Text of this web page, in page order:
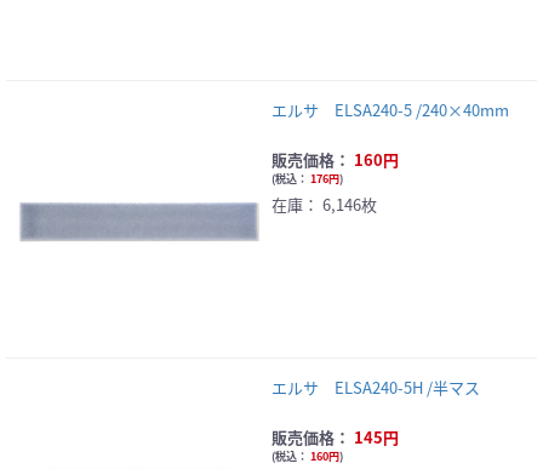
エルサ ELSA240-5 /240×40mm
販売価格： 160円
(税込： 176円)
在庫： 6,146枚
エルサ ELSA240-5H /半マス
販売価格： 145円
(税込： 160円)